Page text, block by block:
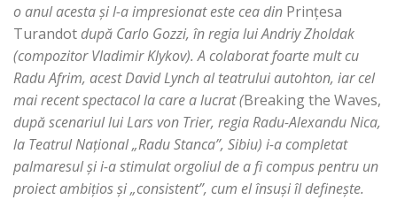
o anul acesta şi l-a impresionat este cea din Prinţesa
Turandotdupă Carlo Gozzi, în regia lui Andriy Zholdak
(compozitor Vladimir Klykov). A colaborat foarte mult cu
Radu Afrim, acest David Lynch al teatrului autohton, iar cel
mai recent spectacol la care a lucrat (Breaking the Waves,
după scenariul lui Lars von Trier, regia Radu-Alexandu Nica,
la Teatrul Naţional „Radu Stanca”, Sibiu) i-a completat
palmaresul şi i-a stimulat orgoliul de a fi compus pentru un
proiect ambiţios şi „consistent”, cum el însuşi îl defineşte.